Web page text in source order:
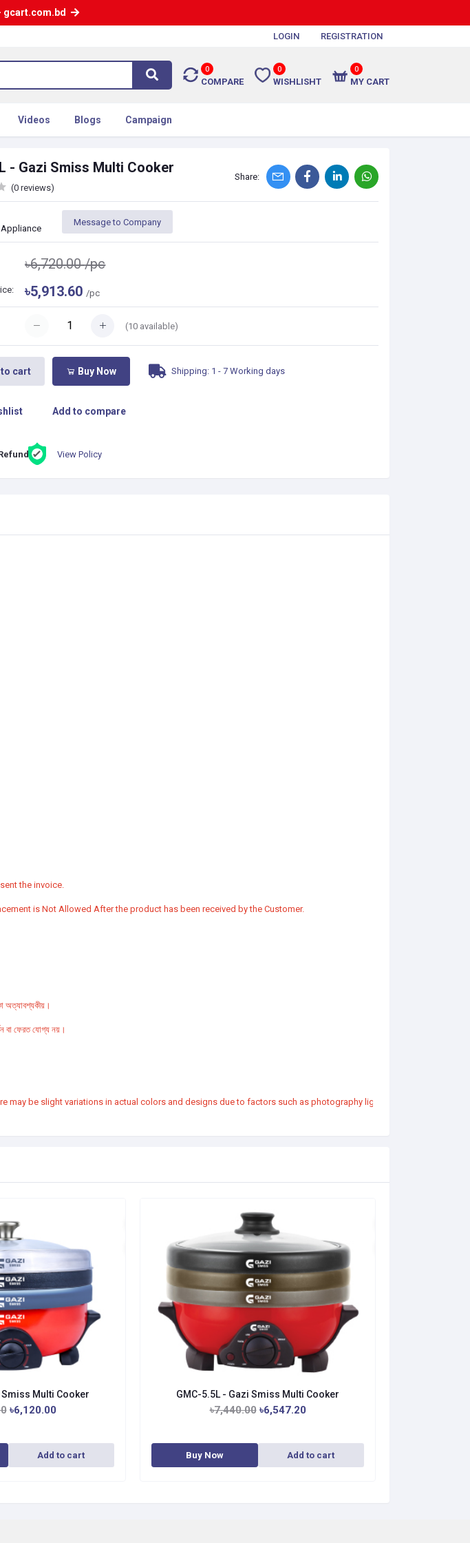
gcart.com.bd
LOGIN REGISTRATION
0
COMPARE
0
WISHLISHT
0
MY CART
Videos Blogs Campaign
- Gazi Smiss Multi Cooker
(0 reviews)
Share:
Message to Company
৳6,720.00/pc
৳5,913.60/pc
(10 available)
cart Buy Now Shipping: 1 - 7 Working days
Add to compare
View Policy
the invoice.
is Not Allowed After the product has been received by the Customer.
অত্যাবশ্যকীয়।
বা ফেরত যোগ্য নয়।
may be slight variations in actual colors and designs due to factors such as photography lighting and device
Smiss Multi Cooker
৳6,120.00
Add to cart
GMC-5.5L - Gazi Smiss Multi Cooker
৳7,440.00 ৳6,547.20
Buy Now Add to cart